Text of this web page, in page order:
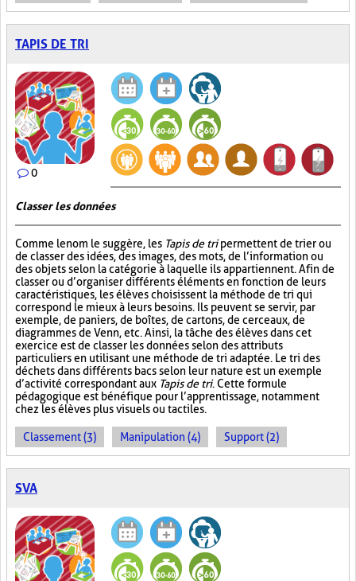
TAPIS DE TRI
0
Classer les données
Comme le nom le suggère, les Tapis de tripermettent de trier ou
de classer des idées, des images, des mots, de l’information ou
des objets selon la catégorie à laquelle ils appartiennent. Afin de
classer ou d’organiser différents éléments en fonction de leurs
caractéristiques, les élèves choisissent la méthode de tri qui
correspond le mieux à leurs besoins. Ils peuvent se servir, par
exemple, de paniers, de boîtes, de cartons, de cerceaux, de
diagrammes de Venn, etc. Ainsi, la tâche des élèves dans cet
exercice est de classer les données selon des attributs
particuliers en utilisant une méthode de tri adaptée. Le tri des
déchets dans différents bacs selon leur nature est un exemple
d’activité correspondant aux Tapis de tri. Cette formule
pédagogique est bénéfique pour l’apprentissage, notamment
chez les élèves plus visuels ou tactiles.
Classement (3) Manipulation (4) Support (2)
SVA